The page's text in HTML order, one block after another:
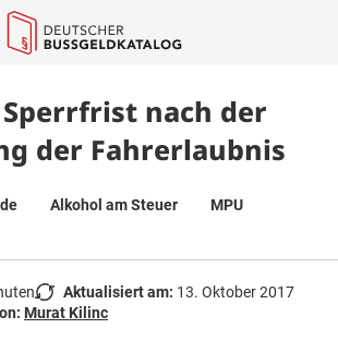
nach der
der Fahrerlaubnis
Alkohol am Steuer
MPU
Aktualisiert am: 13. Oktober 2017
Murat Kilinc